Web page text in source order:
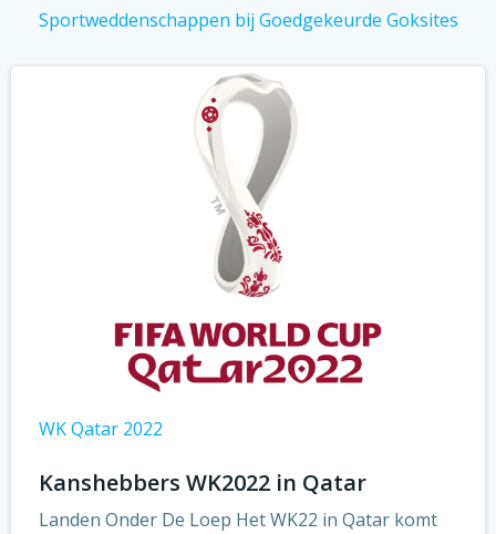
Sportweddenschappen bij Goedgekeurde Goksites
WK Qatar 2022
Kanshebbers WK2022 in Qatar
Landen Onder De Loep Het WK22 in Qatar komt